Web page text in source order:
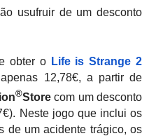
usufruir de um desconto
obter o Life is Strange 2
12,78€, a partir de
®Storecom um desconto
Neste jogo que inclui os
de um acidente trágico, os